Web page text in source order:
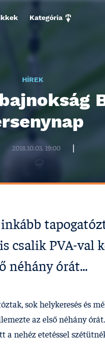
Kategória
HÍREK
2018.10.03, 19:00
csalik PVA-val
néhány órát...
sok helykeresés és
az első néhány
nehéz etetéssel